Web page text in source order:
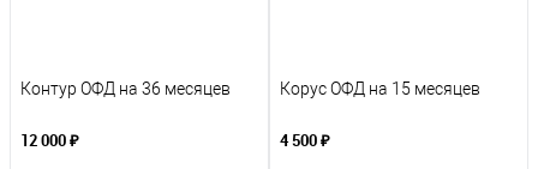
Контур ОФД на 36 месяцев
12 000 ₽
Корус ОФД на 15 месяцев
4 500 ₽